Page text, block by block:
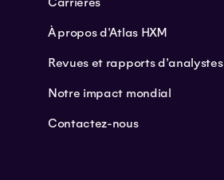
À propos d'Atlas HXM
Revues et rapports d'analystes
Notre impact mondial
Contactez-nous